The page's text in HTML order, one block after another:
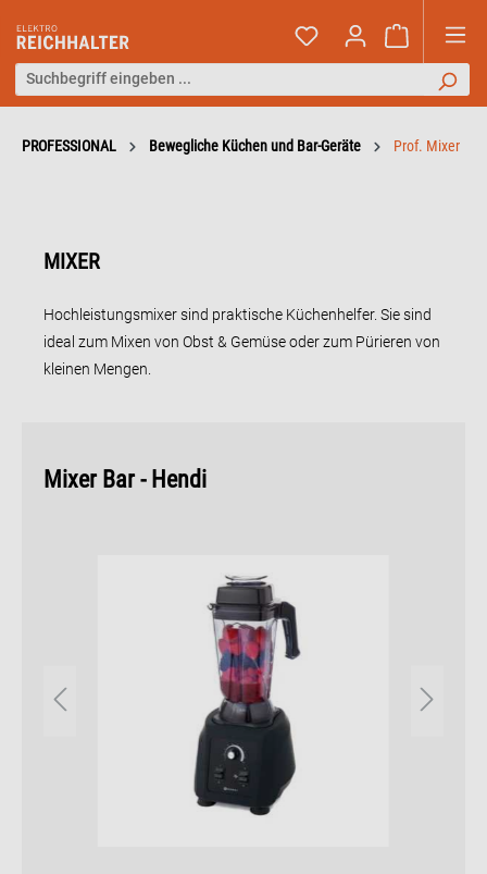
PROFESSIONAL Bewegliche Küchen und Bar-Geräte Prof. Mixer
MIXER
Hochleistungsmixer sind praktische Küchenhelfer. Sie sind
ideal zum Mixen von Obst & Gemüse oder zum Pürieren von
kleinen Mengen.
Mixer Bar - Hendi